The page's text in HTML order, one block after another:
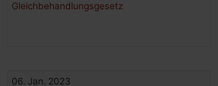
Gleichbehandlungsgesetz
06. Jan. 2023